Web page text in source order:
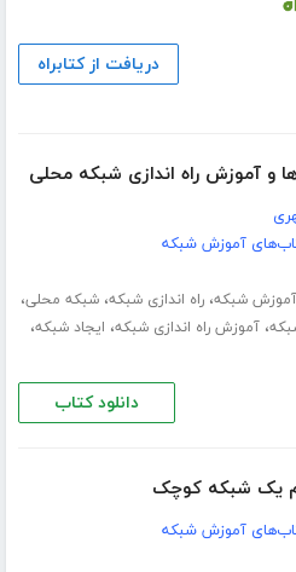
دریافت از کتابراه
و آموزش راه اندازی شبکه محلی
آموزش شبکه
آموزش شبکه،راه اندازی شبکه،شبکه محلی،
،آموزش راه اندازی شبکه، ایجاد شبکه،
دانلود کتاب
یک شبکه کوچک
آموزش شبکه